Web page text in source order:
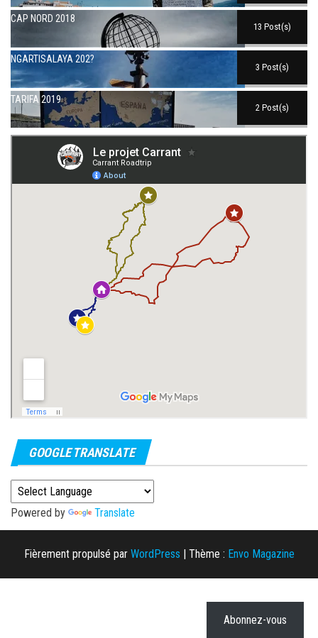
CAP NORD 2018
13 Post(s)
NGARTISALAYA 202?
3 Post(s)
TARIFA 2019
2 Post(s)
GOOGLE TRANSLATE
Powered by Translate
Fièrement propulsé par WordPress | Thème : Envo Magazine
Abonnez-vous